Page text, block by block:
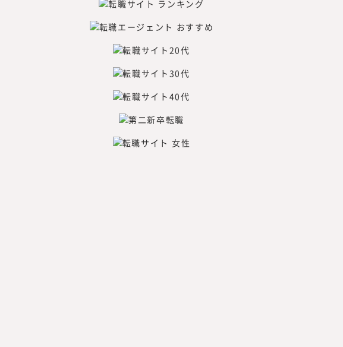
践したり、新規事業、人的資本経営／リ
リティ等、かつてないものを創る「挑戦
動するには、みらいワークス総合研究所に
筆者、われわれ自身も「挑戦者」である必
自身も「挑戦者」であり続け、企画する内
る情報と、10年先、20年先を見据えた、読
発信していきたいと考えています。